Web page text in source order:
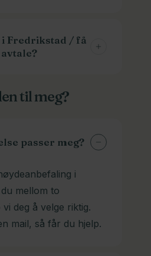
produkt. Små pakker
ladere går som
du finner nøyaktig
i Fredrikstad / få
oss selv. De står
også lever
Ta kontakt, så
til meg?
passer meg?
i
mellom to
deg å velge riktig.
mail, så får du hjelp.